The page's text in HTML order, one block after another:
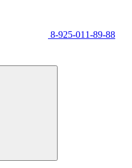
8-925-011-89-88